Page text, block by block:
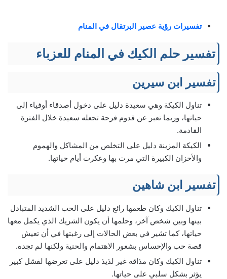
تفسيرات رؤية عصير البرتقال في المنام
تفسير حلم الكيك في المنام للعزباء
تفسير ابن سيرين
تناول الكيكة وهي سعيدة دليل على دخول أصدقاء أوفياء إلى
حياتها، وربما تعبر عن قدوم فرحة تجعله سعيدة خلال الفترة
القادمة.
الكيكة المزينة دليل على التخلص من المشاكل والهموم
والأحزان الكبيرة التي مرت بها وعكرت أيام حياتها.
تفسير ابن شاهين
تناول الكيك وكان طعمها رائع دليل على الحب الشديد المتبادل
بينها وبين شخص آخر، وحلمها أن يكون الشريك الذي يكمل معها
حياتها، كما تشير في بعض الحالات إلى رغبتها في أن تعيش
قصة حب والإحساس بشعور الاهتمام والحنية ولكنها لم تجده.
تناول الكيك وكان مذاقه غير لذيذ دليل على تعرضها لفشل كبير
يؤثر بشكل سلبي على حياتها.